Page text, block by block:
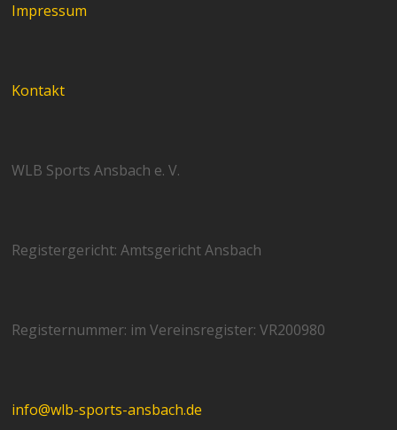
Impressum
Kontakt
WLB Sports Ansbach e. V.
Registergericht: Amtsgericht Ansbach
Registernummer: im Vereinsregister: VR200980
info@wlb-sports-ansbach.de